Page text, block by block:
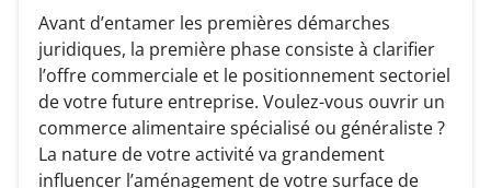
Avant d’entamer les premières démarches
juridiques, la première phase consiste à clarifier
l’offre commerciale et le positionnement sectoriel
de votre future entreprise. Voulez-vous ouvrir un
commerce alimentaire spécialisé ou généraliste ?
La nature de votre activité va grandement
influencer l’aménagement de votre surface de